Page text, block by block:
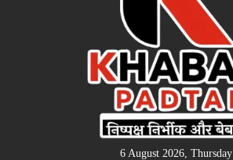
6 August 2026, Thursday